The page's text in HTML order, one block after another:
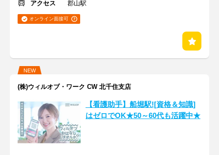
アクセス
郡山駅
オンライン面接可
NEW
(株)ウィルオブ・ワーク CW 北千住支店
【看護助手】船堀駅![資格＆知識]
はゼロでOK★50～60代も活躍中★